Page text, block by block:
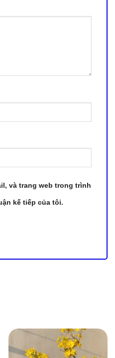
và trang web trong trình
kế tiếp của tôi.